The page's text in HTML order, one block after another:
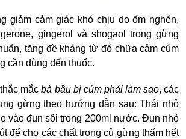
giảm cảm giác khó chịu do ốm nghén,
gingerol và shogaol trong gừng
tăng đề kháng từ đó chữa cảm cúm
cần dùng đến thuốc.
mắcbà bầu bị cúm phải làm sao, các
gừng theo hướng dẫn sau: Thái nhỏ
vào đun sôi trong 200ml nước. Đun nhỏ
để cho các chất trong củ gừng thấm hết